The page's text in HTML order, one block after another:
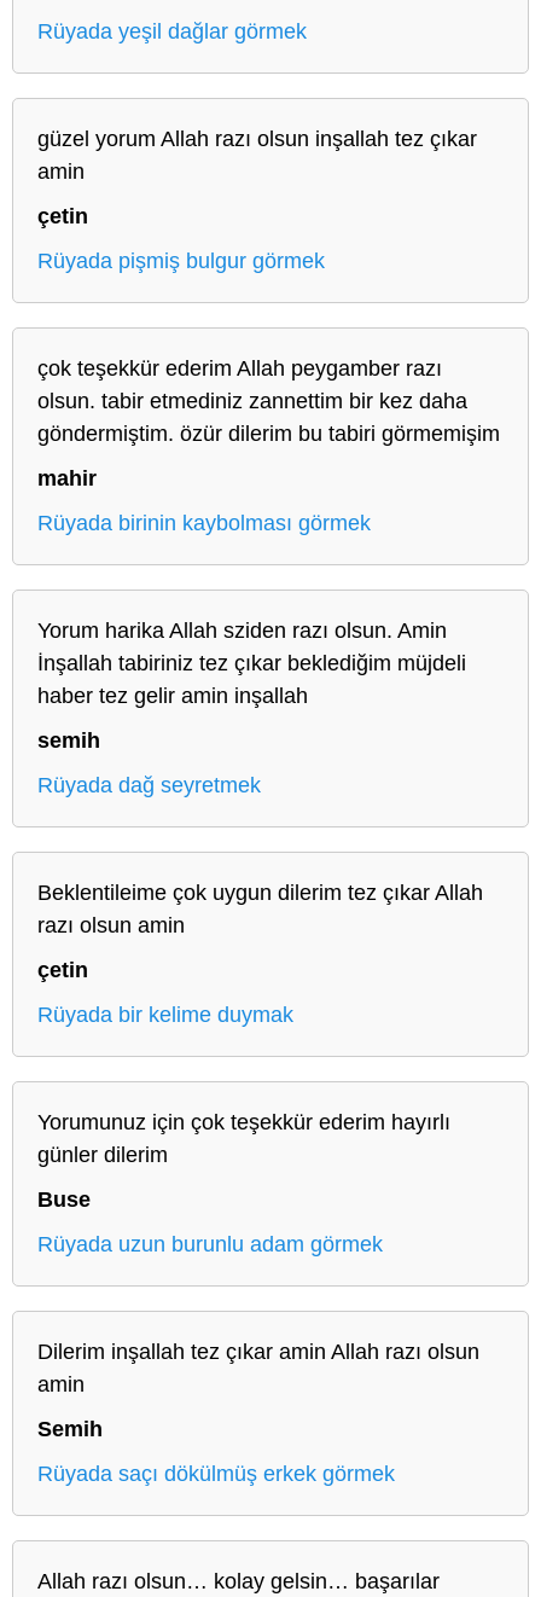
Rüyada yeşil dağlar görmek
güzel yorum Allah razı olsun inşallah tez çıkar
amin
çetin
Rüyada pişmiş bulgur görmek
çok teşekkür ederim Allah peygamber razı
olsun. tabir etmediniz zannettim bir kez daha
göndermiştim. özür dilerim bu tabiri görmemişim
mahir
Rüyada birinin kaybolması görmek
Yorum harika Allah sziden razı olsun. Amin
İnşallah tabiriniz tez çıkar beklediğim müjdeli
haber tez gelir amin inşallah
semih
Rüyada dağ seyretmek
Beklentileime çok uygun dilerim tez çıkar Allah
razı olsun amin
çetin
Rüyada bir kelime duymak
Yorumunuz için çok teşekkür ederim hayırlı
günler dilerim
Buse
Rüyada uzun burunlu adam görmek
Dilerim inşallah tez çıkar amin Allah razı olsun
amin
Semih
Rüyada saçı dökülmüş erkek görmek
Allah razı olsun… kolay gelsin… başarılar